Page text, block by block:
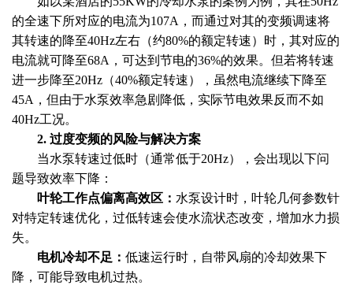
的全速下所对应的电流为107A，而通过对其的变频调速将
其转速的降至40Hz左右（约80%的额定转速）时，其对应的
电流就可降至68A，可达到节电的36%的效果。但若将转速
进一步降至20Hz（40%额定转速），虽然电流继续下降至
45A，但由于水泵效率急剧降低，实际节电效果反而不如
40Hz工况。
2. 过度变频的风险与解决方案
当水泵转速过低时（通常低于20Hz），会出现以下问
题导致效率下降：
叶轮工作点偏离高效区： 水泵设计时，叶轮几何参数针
对特定转速优化，过低转速会使水流状态改变，增加水力损
失。
电机冷却不足： 低速运行时，自带风扇的冷却效果下
降，可能导致电机过热。